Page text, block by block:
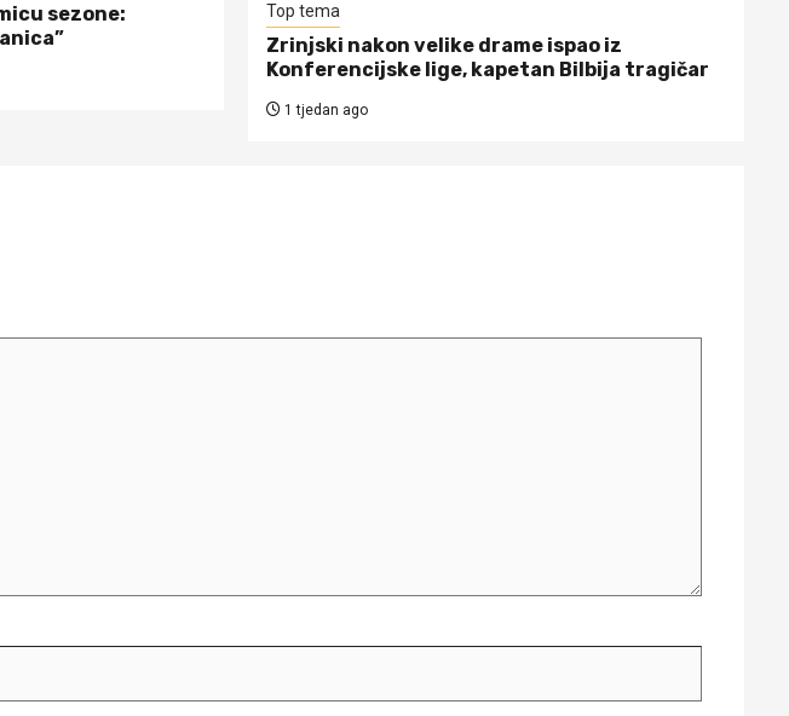
sezone:
Top tema
Zrinjski nakon velike drame ispao iz
Konferencijske lige, kapetan Bilbija tragičar
1 tjedan ago